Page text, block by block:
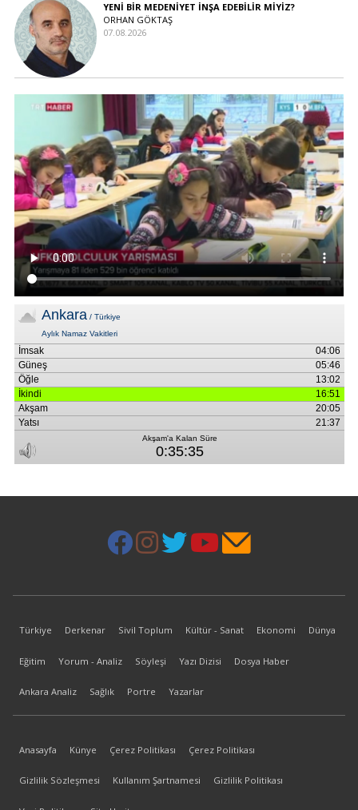
YENİ BİR MEDENİYET İNŞA EDEBİLİR MİYİZ?
ORHAN GÖKTAŞ
07.08.2026
Türkiye Derkenar Sivil Toplum Kültür - Sanat Ekonomi Dünya
Eğitim Yorum - Analiz Söyleşi Yazı Dizisi Dosya Haber
Ankara Analiz Sağlık Portre Yazarlar
Anasayfa Künye Çerez Politikası Çerez Politikası
Gizlilik Sözleşmesi Kullanım Şartnamesi Gizlilik Politikası